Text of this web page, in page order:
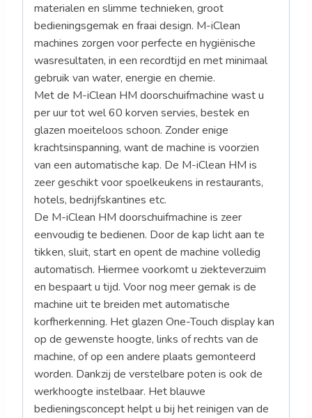
materialen en slimme technieken, groot
bedieningsgemak en fraai design. M-iClean
machines zorgen voor perfecte en hygiënische
wasresultaten, in een recordtijd en met minimaal
gebruik van water, energie en chemie.
Met de M-iClean HM doorschuifmachine wast u
per uur tot wel 60 korven servies, bestek en
glazen moeiteloos schoon. Zonder enige
krachtsinspanning, want de machine is voorzien
van een automatische kap. De M-iClean HM is
zeer geschikt voor spoelkeukens in restaurants,
hotels, bedrijfskantines etc.
De M-iClean HM doorschuifmachine is zeer
eenvoudig te bedienen. Door de kap licht aan te
tikken, sluit, start en opent de machine volledig
automatisch. Hiermee voorkomt u ziekteverzuim
en bespaart u tijd. Voor nog meer gemak is de
machine uit te breiden met automatische
korfherkenning. Het glazen One-Touch display kan
op de gewenste hoogte, links of rechts van de
machine, of op een andere plaats gemonteerd
worden. Dankzij de verstelbare poten is ook de
werkhoogte instelbaar. Het blauwe
bedieningsconcept helpt u bij het reinigen van de